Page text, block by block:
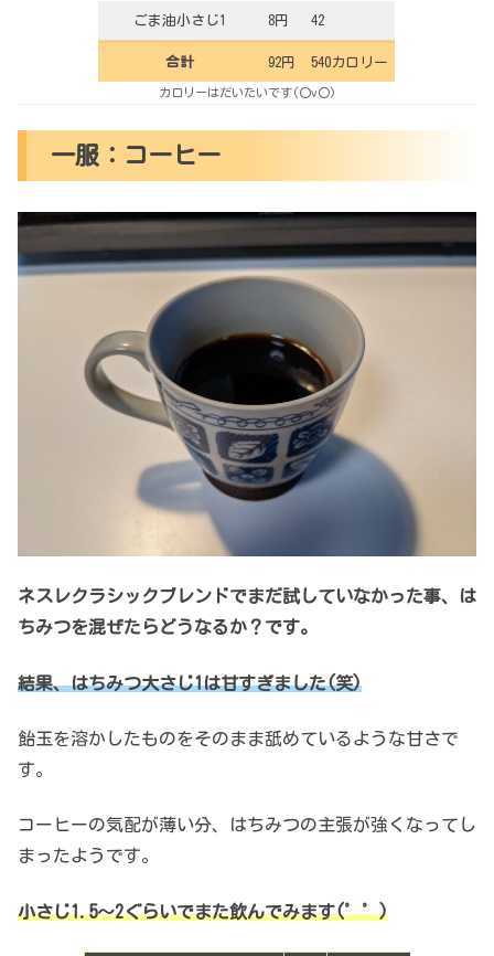
ごま油小さじ1 8円 42
合計 92円 540カロリー
カロリーはだいたいです(〇v〇)
一服：コーヒー
ネスレクラシックブレンドでまだ試していなかった事、は
ちみつを混ぜたらどうなるか？です。
結果、はちみつ大さじ1は甘すぎました(笑)
飴玉を溶かしたものをそのまま舐めているような甘さで
す。
コーヒーの気配が薄い分、はちみつの主張が強くなってし
まったようです。
小さじ1.5～2ぐらいでまた飲んでみます(゜゜)